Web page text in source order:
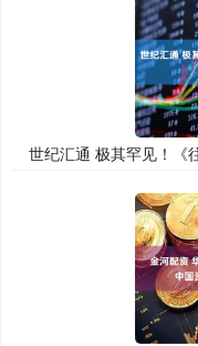
世纪汇通 极其罕见！《